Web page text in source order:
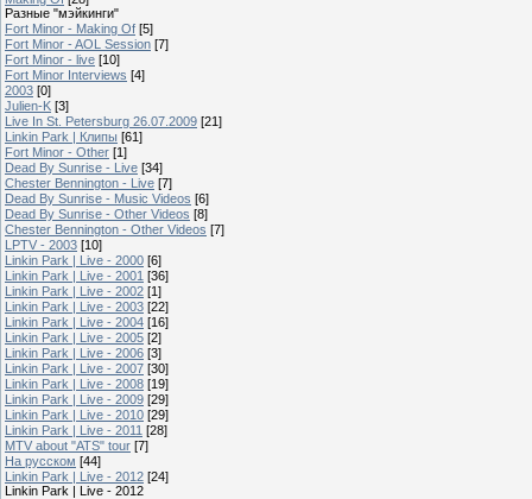
Разные "мэйкинги"
Fort Minor - Making Of [5]
Fort Minor - AOL Session [7]
Fort Minor - live [10]
Fort Minor Interviews [4]
2003 [0]
Julien-K [3]
Live In St. Petersburg 26.07.2009 [21]
Linkin Park | Клипы [61]
Fort Minor - Other [1]
Dead By Sunrise - Live [34]
Chester Bennington - Live [7]
Dead By Sunrise - Music Videos [6]
Dead By Sunrise - Other Videos [8]
Chester Bennington - Other Videos [7]
LPTV - 2003 [10]
Linkin Park | Live - 2000 [6]
Linkin Park | Live - 2001 [36]
Linkin Park | Live - 2002 [1]
Linkin Park | Live - 2003 [22]
Linkin Park | Live - 2004 [16]
Linkin Park | Live - 2005 [2]
Linkin Park | Live - 2006 [3]
Linkin Park | Live - 2007 [30]
Linkin Park | Live - 2008 [19]
Linkin Park | Live - 2009 [29]
Linkin Park | Live - 2010 [29]
Linkin Park | Live - 2011 [28]
MTV about "ATS" tour [7]
На русском [44]
Linkin Park | Live - 2012 [24]
Linkin Park | Live - 2012